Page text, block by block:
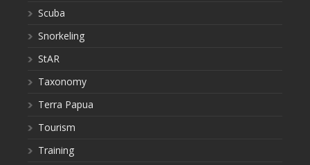
Scuba
Snorkeling
StAR
Taxonomy
Terra Papua
Tourism
Training